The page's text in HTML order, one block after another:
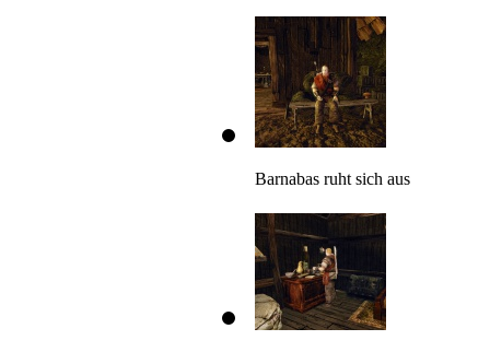
Barnabas ruht sich aus